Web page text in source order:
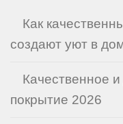
Как
создают уют в
Качественное
покрытие 2026